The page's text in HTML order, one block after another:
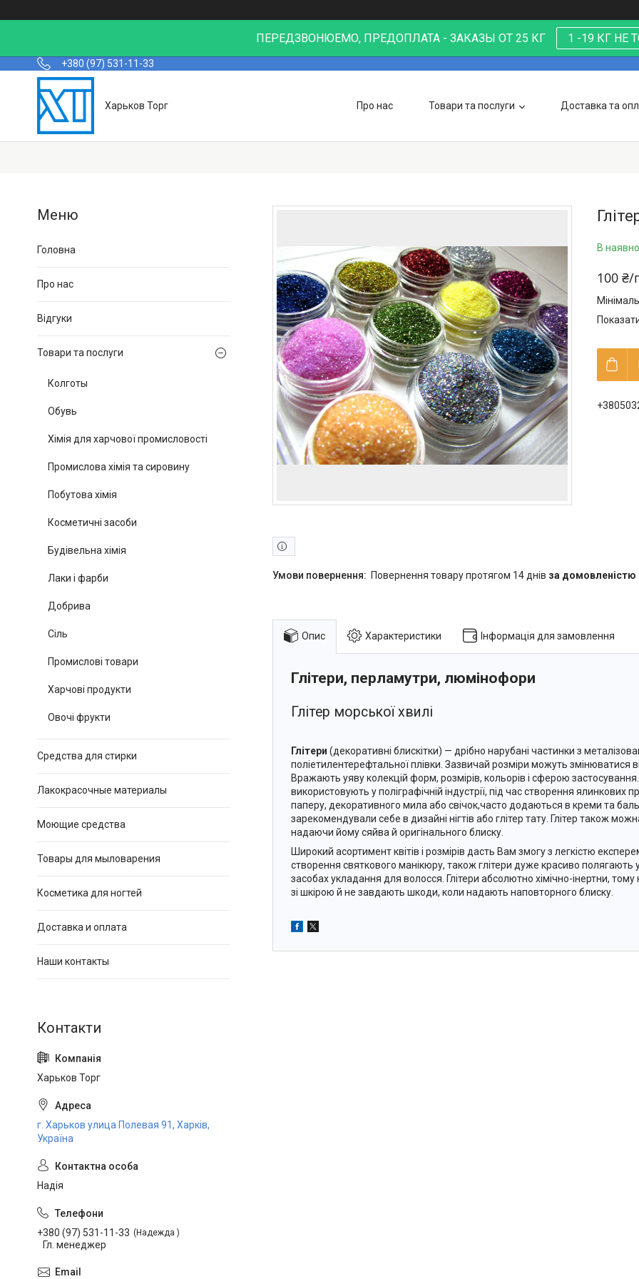
ПЕРЕДЗВОНЮЕМО, ПРЕДОПЛАТА - ЗАКАЗЫ ОТ 25 КГ 1 -19 КГ НЕ
+380 (97) 531-11-33
Харьков Торг Про нас Товари та послуги Доставка та
В
100 ₴/г
повернення товару протягом 14 днів за домовленістю
Опис Характеристики Інформація для замовлення
Глітери, перламутри, люмінофори
Глітер морської хвилі
Глітери (декоративні блискітки) — дрібно нарубані частинки з
поліетилентерефтальної плівки. Зазвичай розміри можуть змінюватися
Вражають уяву колекцій форм, розмірів, кольорів і сферою
використовують у поліграфічній індустрії, під час створення ялинкових
паперу, декоративного мила або свічок,часто додаються в креми та
зарекомендували себе в дизайні нігтів або глітер тату. Глітер також
надаючи йому сяйва й оригінального блиску.
Широкий асортимент квітів і розмірів дасть Вам змогу з легкістю
створення святкового манікюру, також глітери дуже красиво полягають
засобах укладання для волосся. Глітери абсолютно хімічно-інертни,
зі шкірою й не завдають шкоди, коли надають наповторного блиску.
Головна
Про нас
Відгуки
Товари та послуги
Колготы
Обувь
Хімія для харчової промисловості
Промислова хімія та сировину
Побутова хімія
Косметичні засоби
Будівельна хімія
Лаки і фарби
Добрива
Сіль
Промислові товари
Харчові продукти
Овочі фрукти
Средства для стирки
Лакокрасочные материалы
Моющие средства
Товары для мыловарения
Косметика для ногтей
Доставка и оплата
Наши контакты
Харьков Торг
г. Харьков улица Полевая 91, Харків,
Україна
Надія
+380 (97) 531-11-33 Надежда
Гл. менеджер